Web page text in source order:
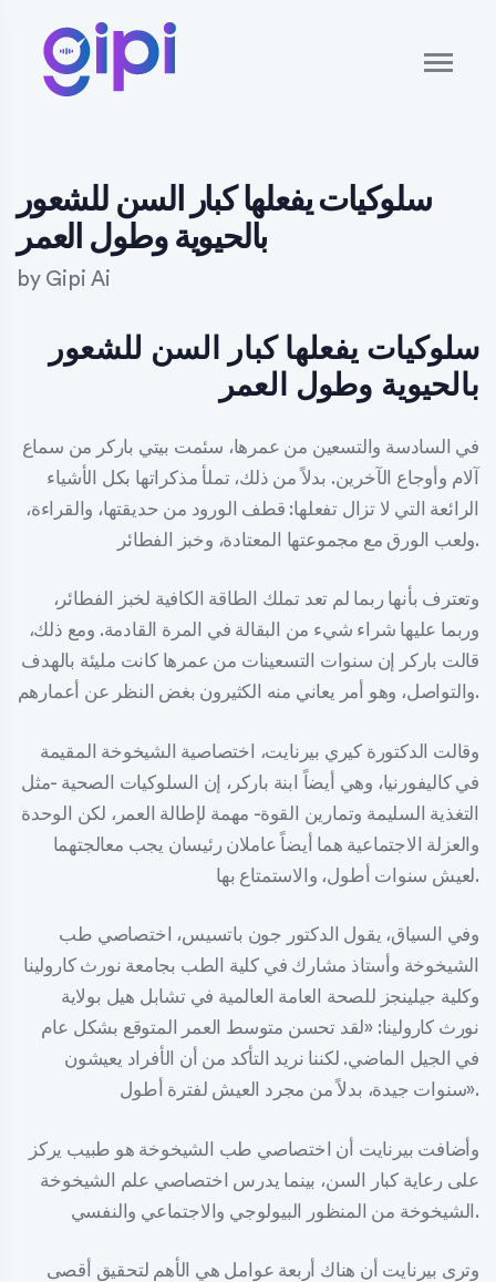
سلوكيات يفعلها كبار السن للشعور
بالحيوية وطول العمر
by Gipi Ai
سلوكيات يفعلها كبار السن للشعور
بالحيوية وطول العمر
في السادسة والتسعين من عمرها، سئمت بيتي باركر من سماع
آلام وأوجاع الآخرين. بدلاً من ذلك، تملأ مذكراتها بكل الأشياء
الرائعة التي لا تزال تفعلها: قطف الورود من حديقتها، والقراءة،
ولعب الورق مع مجموعتها المعتادة، وخبز الفطائر.
وتعترف بأنها ربما لم تعد تملك الطاقة الكافية لخبز الفطائر،
وربما عليها شراء شيء من البقالة في المرة القادمة. ومع ذلك،
قالت باركر إن سنوات التسعينات من عمرها كانت مليئة بالهدف
والتواصل، وهو أمر يعاني منه الكثيرون بغض النظر عن أعمارهم.
وقالت الدكتورة كيري بيرنايت، اختصاصية الشيخوخة المقيمة
في كاليفورنيا، وهي أيضاً ابنة باركر، إن السلوكيات الصحية -مثل
التغذية السليمة وتمارين القوة- مهمة لإطالة العمر، لكن الوحدة
والعزلة الاجتماعية هما أيضاً عاملان رئيسان يجب معالجتهما
لعيش سنوات أطول، والاستمتاع بها.
وفي السياق، يقول الدكتور جون باتسيس، اختصاصي طب
الشيخوخة وأستاذ مشارك في كلية الطب بجامعة نورث كارولينا
وكلية جيلينجز للصحة العامة العالمية في تشابل هيل بولاية
نورث كارولينا: «لقد تحسن متوسط العمر المتوقع بشكل عام
في الجيل الماضي. لكننا نريد التأكد من أن الأفراد يعيشون
سنوات جيدة، بدلاً من مجرد العيش لفترة أطول».
وأضافت بيرنايت أن اختصاصي طب الشيخوخة هو طبيب يركز
على رعاية كبار السن، بينما يدرس اختصاصي علم الشيخوخة
الشيخوخة من المنظور البيولوجي والاجتماعي والنفسي.
وترى بيرنايت أن هناك أربعة عوامل هي الأهم لتحقيق أقصى